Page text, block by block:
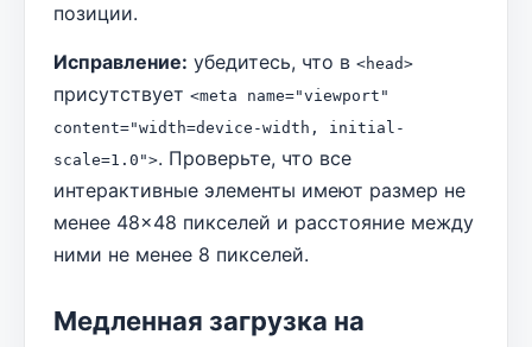
позиции.
Исправление: убедитесь, что в <head>
присутствует <meta name="viewport"
content="width=device-width, initial-
scale=1.0">. Проверьте, что все
интерактивные элементы имеют размер не
менее 48×48 пикселей и расстояние между
ними не менее 8 пикселей.
Медленная загрузка на